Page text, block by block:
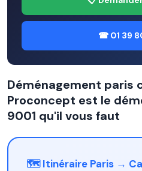
☎ 01 39
Déménagement paris
Proconcept est le
9001 qu'il vous faut
🗺️ Itinéraire Paris →